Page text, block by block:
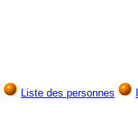
Liste des personnes